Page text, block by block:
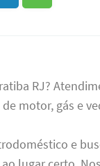
RJ?
motor, gás e
e